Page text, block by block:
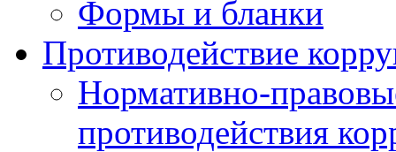
Формы и бланки
Противодействие
Нормативно-
противодействия